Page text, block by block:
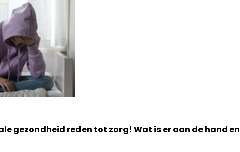
gezondheid reden tot zorg! Wat is er aan de hand